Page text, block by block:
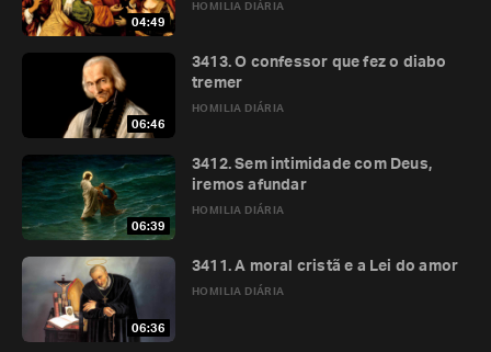
04:49
HOMILIA DIÁRIA
06:46
HOMILIA DIÁRIA
3413. O confessor que fez o diabo
tremer
06:39
HOMILIA DIÁRIA
3412. Sem intimidade com Deus,
iremos afundar
06:36
HOMILIA DIÁRIA
3411. A moral cristã e a Lei do amor